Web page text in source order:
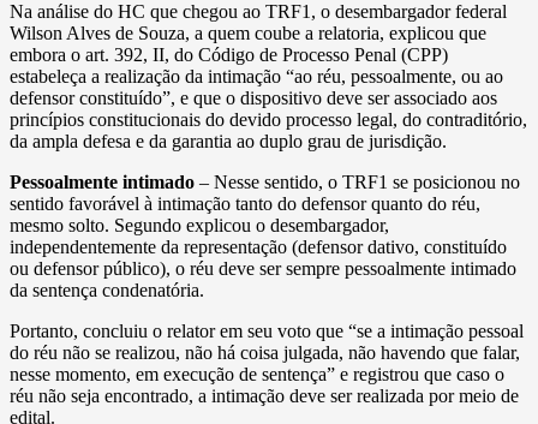
Na análise do HC que chegou ao TRF1, o desembargador federal
Wilson Alves de Souza, a quem coube a relatoria, explicou que
embora o art. 392, II, do Código de Processo Penal (CPP)
estabeleça a realização da intimação “ao réu, pessoalmente, ou ao
defensor constituído”, e que o dispositivo deve ser associado aos
princípios constitucionais do devido processo legal, do contraditório,
da ampla defesa e da garantia ao duplo grau de jurisdição.
Pessoalmente intimado – Nesse sentido, o TRF1 se posicionou no
sentido favorável à intimação tanto do defensor quanto do réu,
mesmo solto. Segundo explicou o desembargador,
independentemente da representação (defensor dativo, constituído
ou defensor público), o réu deve ser sempre pessoalmente intimado
da sentença condenatória.
Portanto, concluiu o relator em seu voto que “se a intimação pessoal
do réu não se realizou, não há coisa julgada, não havendo que falar,
nesse momento, em execução de sentença” e registrou que caso o
réu não seja encontrado, a intimação deve ser realizada por meio de
edital.